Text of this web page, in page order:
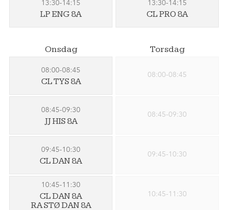
13:30-14:15
LP ENG 8A
13:30-14:15
CL PRO 8A
Onsdag
08:00-08:45
CL TYS 8A
08:45-09:30
JJ HIS 8A
09:45-10:30
CL DAN 8A
10:45-11:30
CL DAN 8A
RA STØ DAN 8A
Torsdag
08:00-08:45
08:45-09:30
09:45-10:30
10:45-11:30